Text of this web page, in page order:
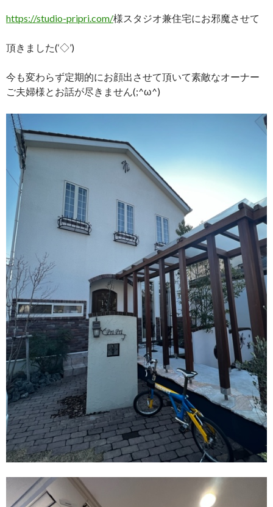
https://studio-pripri.com/様スタジオ兼住宅にお邪魔させて
頂きました(‘◇’)ゞ
今も変わらず定期的にお顔出させて頂いて素敵なオーナー
ご夫婦様とお話が尽きません(;^ω^)